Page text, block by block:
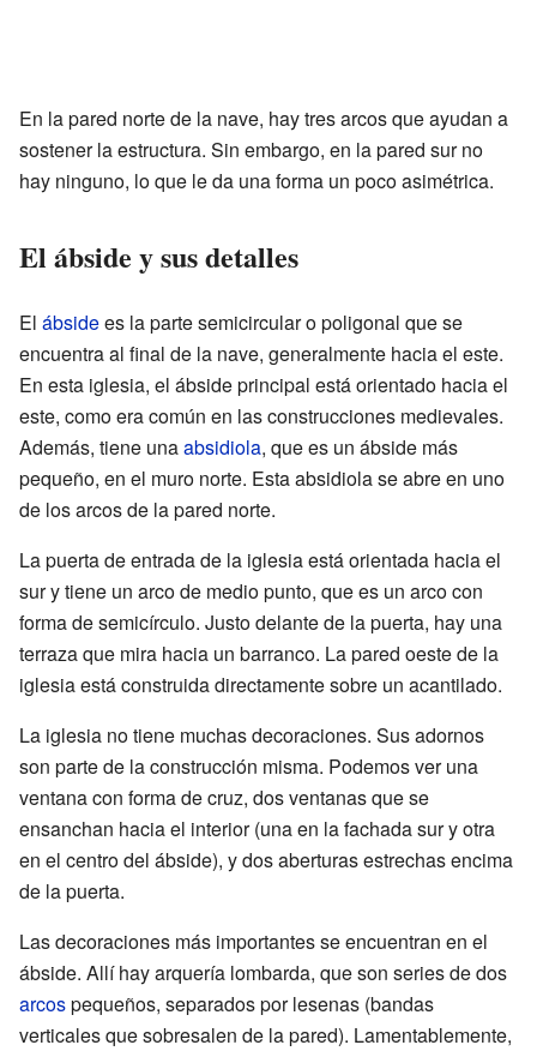
En la pared norte de la nave, hay tres arcos que ayudan a
sostener la estructura. Sin embargo, en la pared sur no
hay ninguno, lo que le da una forma un poco asimétrica.
El ábside y sus detalles
El ábsidees la parte semicircular o poligonal que se
encuentra al final de la nave, generalmente hacia el este.
En esta iglesia, el ábside principal está orientado hacia el
este, como era común en las construcciones medievales.
Además, tiene unaabsidiola, que es un ábside más
pequeño, en el muro norte. Esta absidiola se abre en uno
de los arcos de la pared norte.
La puerta de entrada de la iglesia está orientada hacia el
sur y tiene un arco de medio punto, que es un arco con
forma de semicírculo. Justo delante de la puerta, hay una
terraza que mira hacia un barranco. La pared oeste de la
iglesia está construida directamente sobre un acantilado.
La iglesia no tiene muchas decoraciones. Sus adornos
son parte de la construcción misma. Podemos ver una
ventana con forma de cruz, dos ventanas que se
ensanchan hacia el interior (una en la fachada sur y otra
en el centro del ábside), y dos aberturas estrechas encima
de la puerta.
Las decoraciones más importantes se encuentran en el
ábside. Allí hay arquería lombarda, que son series de dos
arcospequeños, separados por lesenas (bandas
verticales que sobresalen de la pared). Lamentablemente,